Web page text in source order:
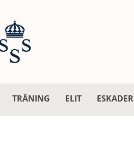
TRÄNING ELIT ESKADER